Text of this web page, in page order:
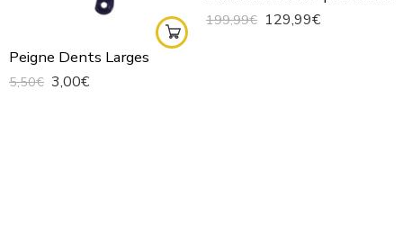
Peigne Dents Larges
5,50€ 3,00€
199,99€ 129,99€